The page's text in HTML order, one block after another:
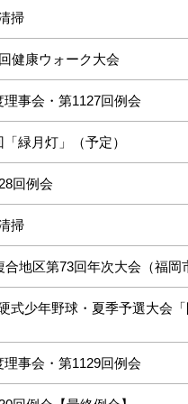
掃
健康ウォーク大会
理事会・第1127回例会
「緑月灯」（予定）
回例会
掃
合地区第73回年次大会（福岡
式少年野球・夏季予選大会「
理事会・第1129回例会